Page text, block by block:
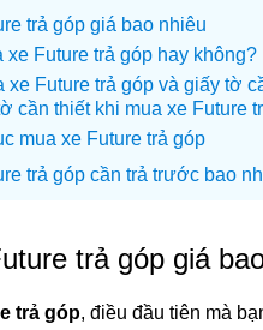
trả góp giá bao nhiêu
xe Future trả góp hay không?
xe Future trả góp và giấy tờ
cần thiết khi mua xe Future
mua xe Future trả góp
trả góp cần trả trước bao
trả góp giá
trả góp, điều đầu tiên mà